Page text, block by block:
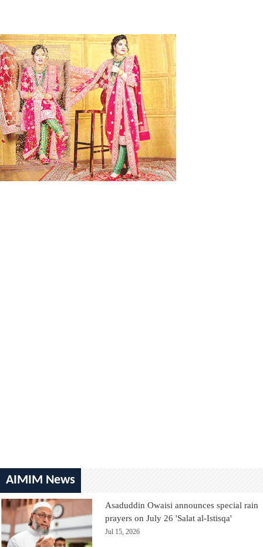
AIMIM News
Asaduddin Owaisi announces special rain
prayers on July 26 'Salat al-Istisqa'
Jul 15, 2026